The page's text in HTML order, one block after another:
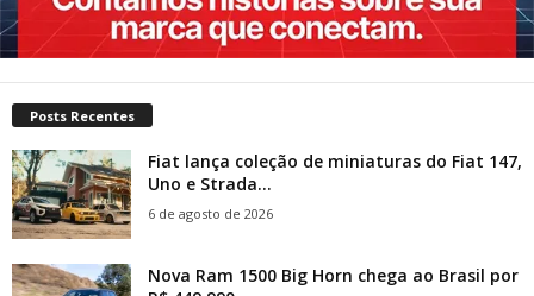
Posts Recentes
Fiat lança coleção de miniaturas do Fiat 147,
Uno e Strada...
6 de agosto de 2026
Nova Ram 1500 Big Horn chega ao Brasil por